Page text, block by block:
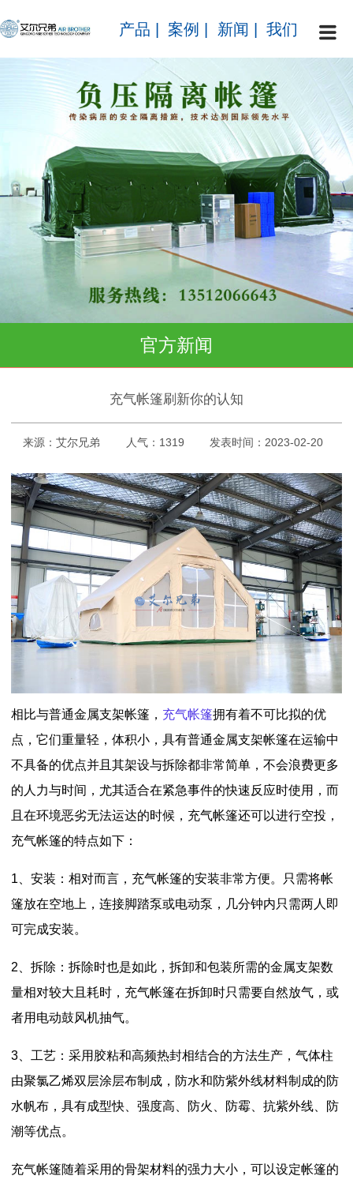
产品 案例 新闻 我们
官方新闻
充气帐篷刷新你的认知
来源：艾尔兄弟 人气：1319 发表时间：2023-02-20
相比与普通金属支架帐篷， 充气帐篷拥有着不可比拟的优
点，它们重量轻，体积小，具有普通金属支架帐篷在运输中
不具备的优点并且其架设与拆除都非常简单，不会浪费更多
的人力与时间，尤其适合在紧急事件的快速反应时使用，而
且在环境恶劣无法运达的时候，充气帐篷还可以进行空投，
充气帐篷的特点如下：
1、安装：相对而言，充气帐篷的安装非常方便。只需将帐
篷放在空地上，连接脚踏泵或电动泵，几分钟内只需两人即
可完成安装。
2、拆除：拆除时也是如此，拆卸和包装所需的金属支架数
量相对较大且耗时，充气帐篷在拆卸时只需要自然放气，或
者用电动鼓风机抽气。
3、工艺：采用胶粘和高频热封相结合的方法生产，气体柱
由聚氯乙烯双层涂层布制成，防水和防紫外线材料制成的防
水帆布，具有成型快、强度高、防火、防霉、抗紫外线、防
潮等优点。
充气帐篷随着采用的骨架材料的强力大小，可以设定帐篷的